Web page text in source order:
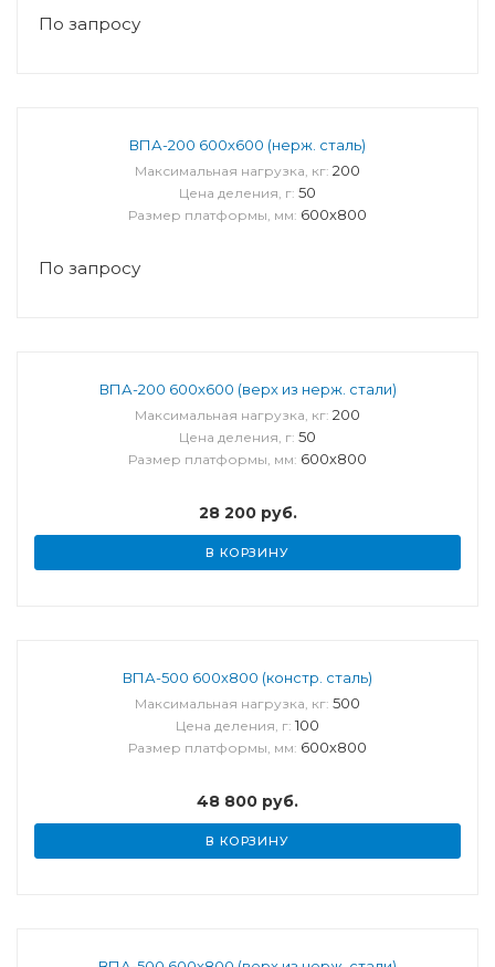
По запросу
ВПА-200 600х600 (нерж. сталь)
Максимальная нагрузка, кг: 200
Цена деления, г: 50
Размер платформы, мм: 600х800
По запросу
ВПА-200 600х600 (верх из нерж. стали)
Максимальная нагрузка, кг: 200
Цена деления, г: 50
Размер платформы, мм: 600х800
28 200руб.
В КОРЗИНУ
ВПА-500 600х800 (констр. сталь)
Максимальная нагрузка, кг: 500
Цена деления, г: 100
Размер платформы, мм: 600х800
48 800 руб.
В КОРЗИНУ